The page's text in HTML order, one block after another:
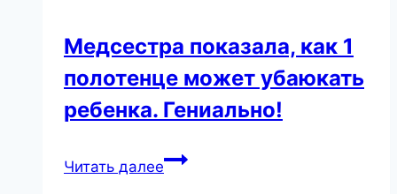
Медсестра показала, как 1
полотенце может убаюкать
ребенка. Гениально!
Читать далееМедсестра